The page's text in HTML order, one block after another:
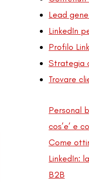
Lead
LinkedIn
Profilo
Strategia
Trovare
Personal
cos’e’ e
Come
LinkedIn:
B2B